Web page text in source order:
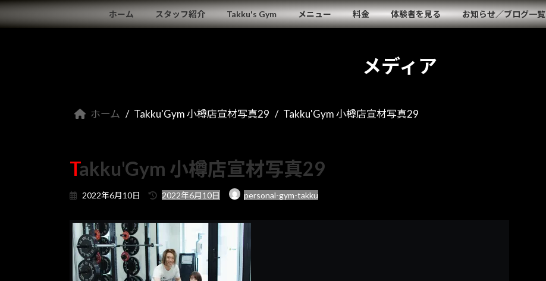
コ
ン
ナ
ビ
ホーム スタッフ紹介 Takku's Gym メニュー 料金 体験者を見る お知らせ／ブログ一覧
メディア
ホーム Takku'Gym 小樽店宣材写真29 Takku'Gym 小樽店宣材写真29
Takku'Gym 小樽店宣材写真29
2022年6月10日
最
時
:
2022年6月10日 personal-gym-takku